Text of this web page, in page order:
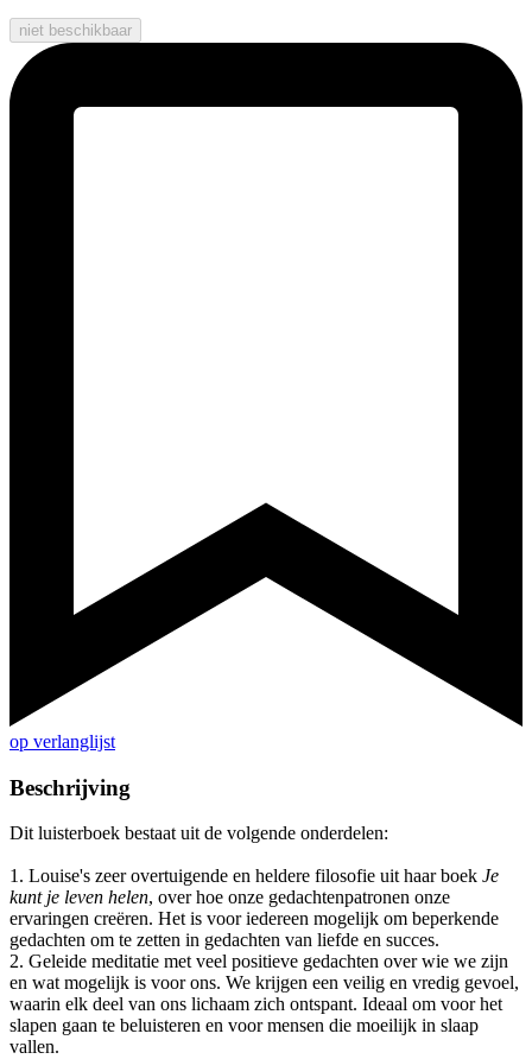
niet beschikbaar
op verlanglijst
Beschrijving
Dit luisterboek bestaat uit de volgende onderdelen:
1. Louise's zeer overtuigende en heldere filosofie uit haar boek Je
kunt je leven helen, over hoe onze gedachtenpatronen onze
ervaringen creëren. Het is voor iedereen mogelijk om beperkende
gedachten om te zetten in gedachten van liefde en succes.
2. Geleide meditatie met veel positieve gedachten over wie we zijn
en wat mogelijk is voor ons. We krijgen een veilig en vredig gevoel,
waarin elk deel van ons lichaam zich ontspant. Ideaal om voor het
slapen gaan te beluisteren en voor mensen die moeilijk in slaap
vallen.